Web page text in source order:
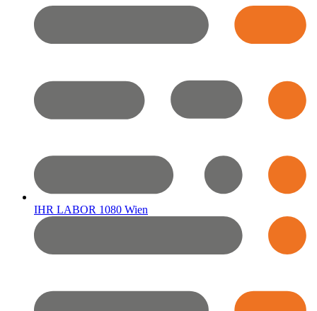
IHR LABOR 1080 Wien